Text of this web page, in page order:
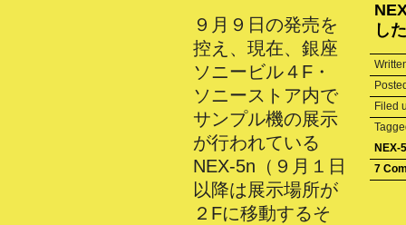
した
Filed
NEX-
7
９月９日の発売を
控え、現在、銀座
ソニービル４F・
ソニーストア内で
サンプル機の展示
が行われている
NEX-5n（９月１日
以降は展示場所が
２Fに移動するそ